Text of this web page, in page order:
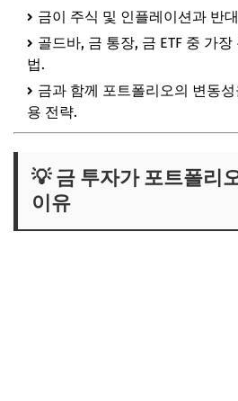
금이 주식 및 인플레이션과 반
골드바, 금 통장, 금 ETF 중 가
법.
금과 함께 포트폴리오의 변동
용 전략.
💡 금 투자가 포트폴리
이유